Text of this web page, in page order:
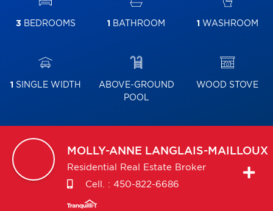
3 BEDROOMS 1 BATHROOM 1 WASHROOM
1 SINGLE WIDTH
ABOVE-GROUND
POOL
WOOD STOVE
MOLLY-ANNE LANGLAIS-MAILLOUX
Residential Real Estate Broker
Cell. : 450-822-6686